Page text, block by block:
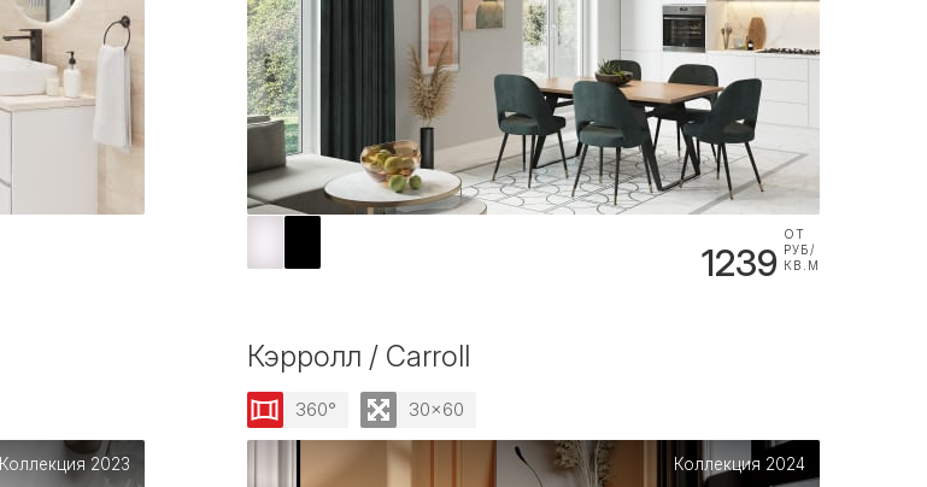
1239
ОТ
РУБ/
КВ.М
Коллекция 2023
Кэрролл / Carroll
360° 30x60
Коллекция 2024